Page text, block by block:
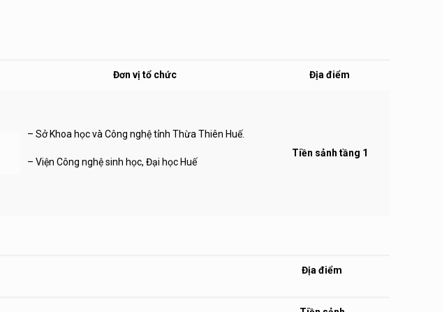
Đơn vị tổ chức Địa điểm
– Sở Khoa học và Công nghệ tỉnh Thừa Thiên Huế.
– Viện Công nghệ sinh học, Đại học Huế
Tiền sảnh tầng 1
Địa điểm